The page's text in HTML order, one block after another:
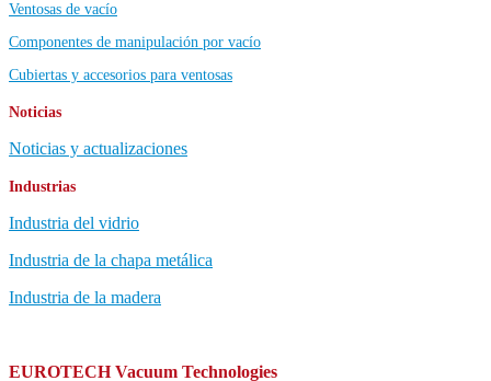
Ventosas de vacío
Componentes de manipulación por vacío
Cubiertas y accesorios para ventosas
Noticias
Noticias y actualizaciones
Industrias
Industria del vidrio
Industria de la chapa metálica
Industria de la madera
EUROTECH Vacuum Technologies